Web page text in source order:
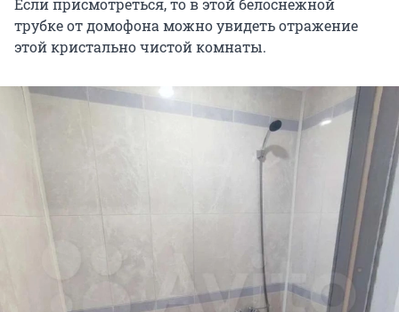
Если присмотреться, то в этой белоснежной
трубке от домофона можно увидеть отражение
этой кристально чистой комнаты.